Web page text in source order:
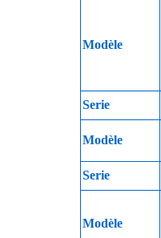
Modèle
Serie
Modèle
Serie
Modèle